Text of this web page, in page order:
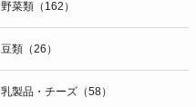
野菜類（162）
豆類（26）
乳製品・チーズ（58）